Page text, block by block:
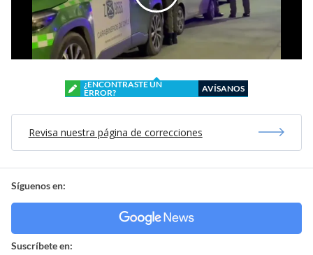
¿ENCONTRASTE UN
ERROR?
AVÍSANOS
Revisa nuestra página de correcciones
Síguenos en:
Suscríbete en: